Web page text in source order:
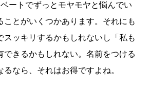
ートでずっとモヤモヤと悩んでい
ことがいくつかあります。それにも
スッキリするかもしれないし「私も
できるかもしれない。名前をつける
なら、それはお得ですよね。